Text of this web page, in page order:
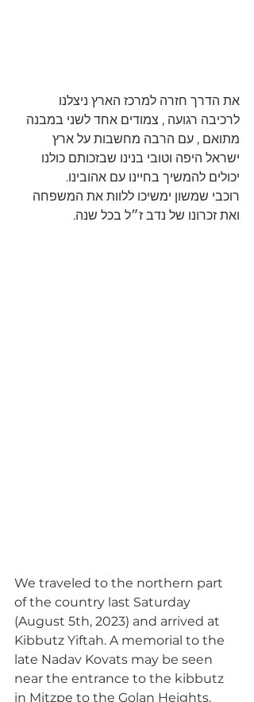
את הדרך חזרה למרכז הארץ ניצלנו
לרכיבה רגועה , צמודים אחד לשני במבנה
מתואם , עם הרבה מחשבות על ארץ
ישראל היפה וטובי בנינו שבזכותם כולנו
יכולים להמשיך בחיינו עם אהובינו.
רוכבי שמשון ימשיכו ללוות את המשפחה
ואת זכרונו של נדב ז״ל בכל שנה.
We traveled to the northern part
of the country last Saturday
(August 5th, 2023) and arrived at
Kibbutz Yiftah. A memorial to the
late Nadav Kovats may be seen
near the entrance to the kibbutz
in Mitzpe to the Golan Heights.